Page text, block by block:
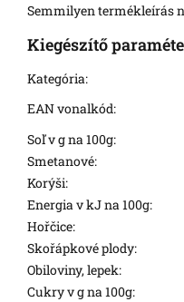
Semmilyen termékleírás
Kiegészítő
Kategória:
EAN vonalkód:
Soľ v g na 100g:
Smetanové:
Korýši:
Energia v kJ na 100g:
Hořčice:
Skořápkové plody:
Obiloviny, lepek:
Cukry v g na 100g: